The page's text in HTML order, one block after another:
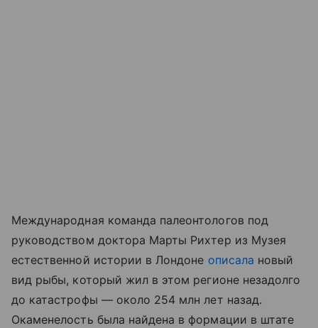
Международная команда палеонтологов под
руководством доктора Марты Рихтер из Музея
естественной истории в Лондоне описала новый
вид рыбы, который жил в этом регионе незадолго
до катастрофы — около 254 млн лет назад.
Окаменелость была найдена в формации в штате